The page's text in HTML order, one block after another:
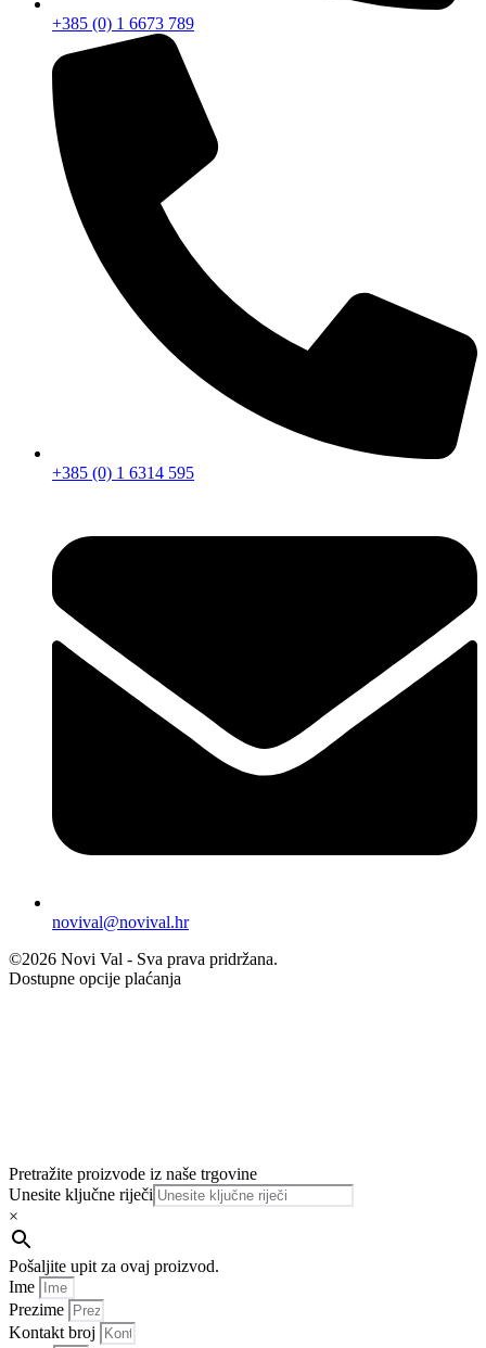
+385 (0) 1 6673 789
+385 (0) 1 6314 595
novival@novival.hr
©2026 Novi Val - Sva prava pridržana.
Dostupne opcije plaćanja
Pretražite proizvode iz naše trgovine
Unesite ključne riječi
×
Pošaljite upit za ovaj proizvod.
Ime
Prezime
Kontakt broj